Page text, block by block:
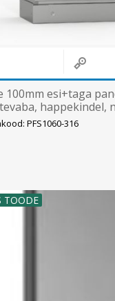
100mm esi+taga
happekindel,
PFS1060-316
TOODE